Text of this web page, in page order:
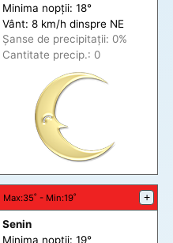
Minima nopții: 18°
Vânt: 8 km/h dinspre NE
Șanse de precipitații: 0%
Cantitate precip.: 0
Max:35˚ - Min:19˚ +
Senin
Minima nopții: 19°